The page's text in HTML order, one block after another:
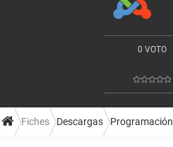
0 VOTO
Fiches Descargas Programación